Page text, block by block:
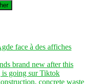
face à des affiches
brand new after this
is going sur Tiktok
concrete waste